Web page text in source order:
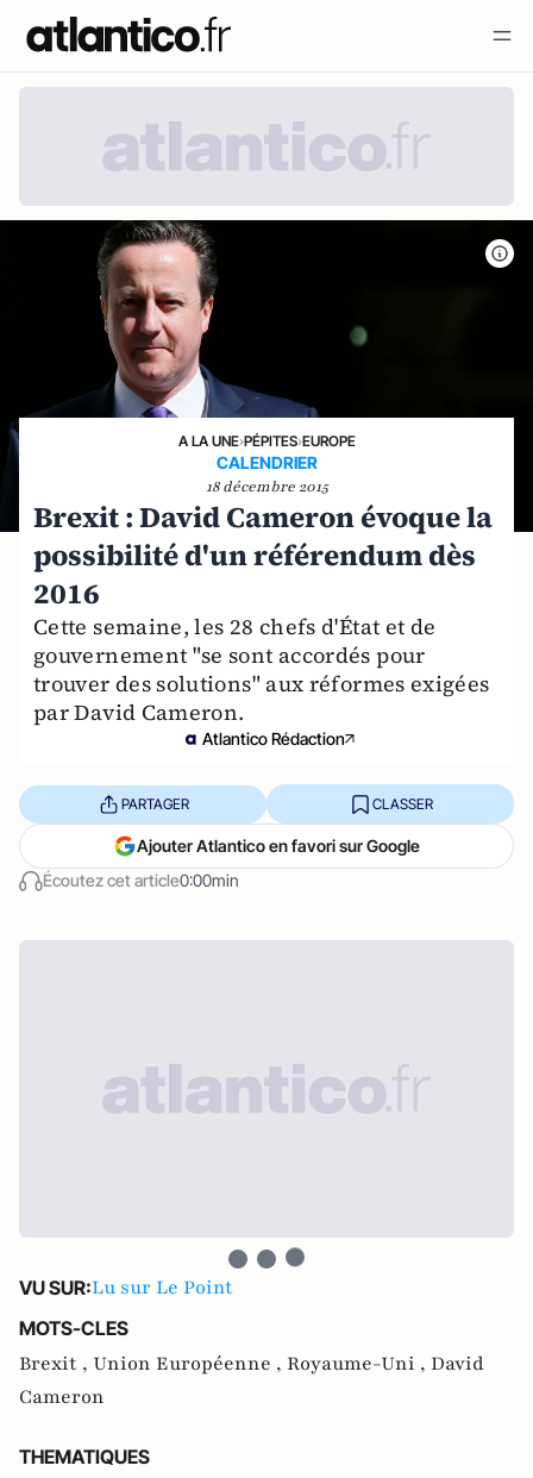
A LA UNE›PÉPITES›EUROPE
CALENDRIER
18 décembre 2015
Brexit : David Cameron évoque la
possibilité d'un référendum dès
2016
Cette semaine, les 28 chefs d'État et de
gouvernement "se sont accordés pour
trouver des solutions" aux réformes exigées
par David Cameron.
Atlantico Rédaction
Écoutez cet article0:00min
PARTAGER CLASSER
Ajouter Atlantico en favori sur Google
VU SUR:Lu sur Le Point
MOTS-CLES
Brexit , Union Européenne , Royaume-Uni , David
Cameron
THEMATIQUES